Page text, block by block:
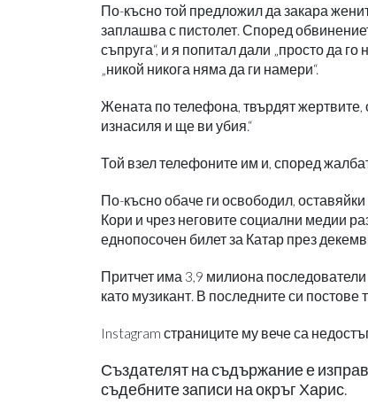
По-късно той предложил да закара
заплашва с пистолет. Според
съпруга“, и я попитал дали „просто да
„никой никога няма да ги намери“.
Жената по телефона, твърдят жертвите,
изнасиля и ще ви убия.“
Той взел телефоните им и, според
По-късно обаче ги освободил,
Кори и чрез неговите социални медии
еднопосочен билет за Катар през
Притчет има 3,9 милиона
като музикант. В последните си
Instagram страниците му вече са
Създателят на съдържание е
съдебните записи на окръг Харис.